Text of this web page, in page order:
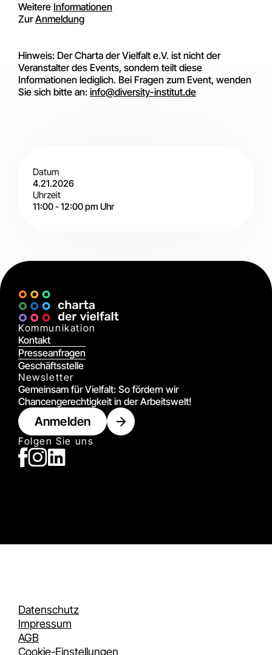
Weitere Informationen
ZurAnmeldung
Hinweis: Der Charta der Vielfalt e.V. ist nicht der
Veranstalter des Events, sondern teilt diese
Informationen lediglich. Bei Fragen zum Event, wenden
Sie sich bitte an: info@diversity-institut.de
Datum
4.21.2026
Uhrzeit
11:00-12:00 pm Uhr
Digital
Kommunikation
Kontakt
Presseanfragen
Geschäftsstelle
Newsletter
Gemeinsam für Vielfalt: So fördern wir
Chancengerechtigkeit in der Arbeitswelt!
Anmelden
Folgen Sie uns
Datenschutz
Impressum
AGB
Cookie-Einstellungen